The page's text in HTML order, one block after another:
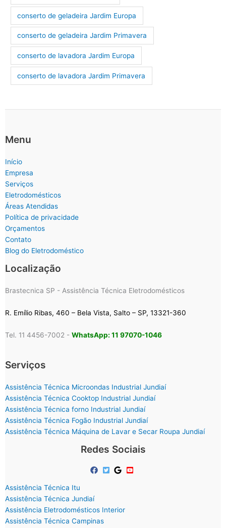
conserto de geladeira Jardim Europa
conserto de geladeira Jardim Primavera
conserto de lavadora Jardim Europa
conserto de lavadora Jardim Primavera
Menu
Início
Empresa
Serviços
Eletrodomésticos
Áreas Atendidas
Política de privacidade
Orçamentos
Contato
Blog do Eletrodoméstico
Localização
Brastecnica SP - Assistência Técnica Eletrodomésticos
R. Emílio Ribas, 460 – Bela Vista, Salto – SP, 13321-360
Tel. 11 4456-7002 - WhatsApp: 11 97070-1046
Serviços
Assistência Técnica Microondas Industrial Jundiaí
Assistência Técnica Cooktop Industrial Jundiaí
Assistência Técnica forno Industrial Jundiaí
Assistência Técnica Fogão Industrial Jundiaí
Assistência Técnica Máquina de Lavar e Secar Roupa Jundiaí
Redes Sociais
Assistência Técnica Itu
Assistência Técnica Jundiaí
Assistência Eletrodomésticos Interior
Assistência Técnica Campinas